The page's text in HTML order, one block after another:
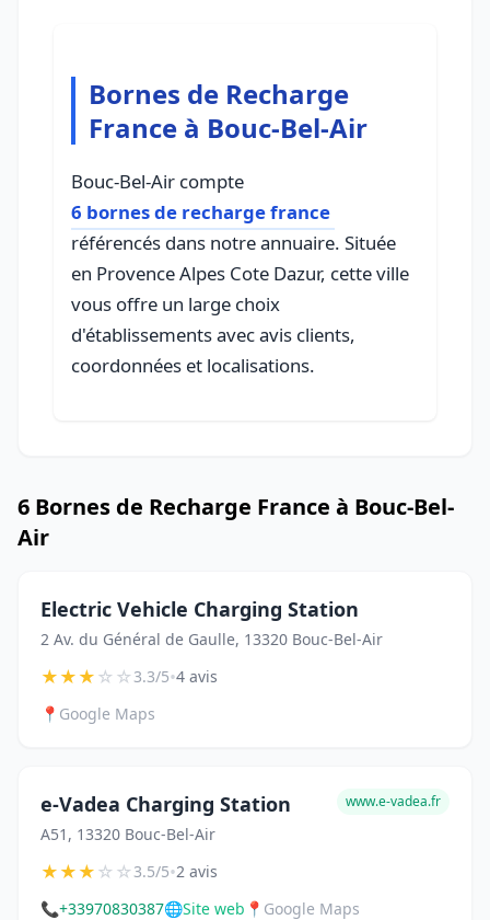
Bornes de Recharge
France à Bouc-Bel-Air
Bouc-Bel-Air compte
6 bornes de recharge france
référencés dans notre annuaire. Située
en Provence Alpes Cote Dazur, cette ville
vous offre un large choix
d'établissements avec avis clients,
coordonnées et localisations.
6 Bornes de Recharge France à Bouc-Bel-
Air
Electric Vehicle Charging Station
2 Av. du Général de Gaulle, 13320 Bouc-Bel-Air
★★★☆☆3.3/5•4 avis
📍 Google Maps
e-Vadea Charging Station
A51, 13320 Bouc-Bel-Air
www.e-vadea.fr
★★★☆☆3.5/5•2 avis
📞+33970830387🌐Site web 📍 Google Maps